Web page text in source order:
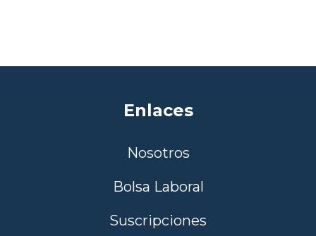
Enlaces
Nosotros
Bolsa Laboral
Suscripciones